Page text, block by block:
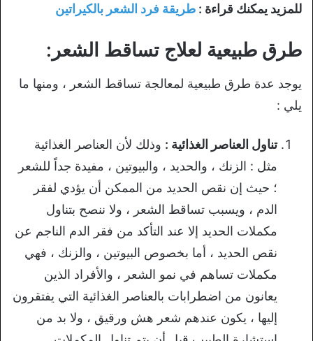
للمزيد يمكنك قراءة : طريقة فرد الشعر بالكيراتين
طرق طبيعية لعلاج تساقط الشعر:
يوجد عدة طرق طبيعية لمعالجة تساقط الشعر ، ومنها ما
يلي :
تناول العناصر الغذائية : وذلك لأن العناصر الغذائية
مثل : الزنك ، والحديد ، والبيوتين ، مفيدة جداً للشعر
؛ حيث إن نقص الحديد من الممكن أن يؤدي لفقر
الدم ، ويسبب تساقط الشعر ، ولا ننصح بتناول
مكملات الحديد إلا عند التأكد من فقر الدم الناجم عن
نقص الحديد ، أما بخصوص البيوتين ، والزنك ، فهي
مكملات تساهم في نمو الشعر ، والأفراد الذين
يعانون من اضطرابات بالعناصر الغذائية التي يفتقرون
إليها ، يكون عندهم شعر هش ورقيق ، ولا بد من